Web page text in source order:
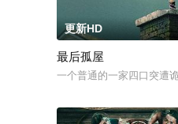
更新HD
最后孤屋
一个普通的一家四口突遭